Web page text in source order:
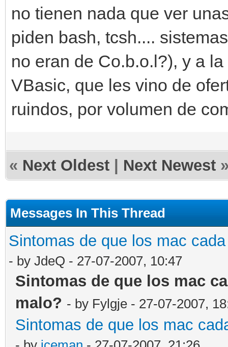
no tienen nada que ver
piden bash, tcsh....
no eran de Co.b.o.l?), y a
VBasic, que les vino de
ruindos, por volumen de
« Next Oldest Next Newest
Messages In This Thread
Sintomas de que los mac
- by JdeQ - 27-07-2007, 10:47
Sintomas de que los mac
malo? - by Fylgje - 27-07-2007,
Sintomas de que los mac